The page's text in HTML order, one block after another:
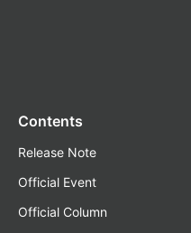
Contents
Release Note
Official Event
Official Column